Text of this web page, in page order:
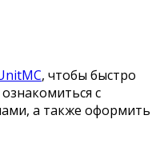
, чтобы быстро
с
а также оформить